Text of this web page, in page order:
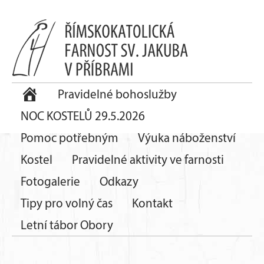
Pravidelné bohoslužby
NOC KOSTELŮ 29.5.2026
Pomoc potřebným
Výuka náboženství
Kostel
Pravidelné aktivity ve farnosti
Fotogalerie
Odkazy
Tipy pro volný čas
Kontakt
Letní tábor Obory